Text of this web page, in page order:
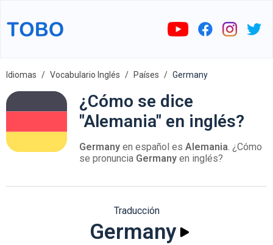
Idiomas Vocabulario Inglés Países Germany
¿Cómo se dice
"Alemania" en inglés?
Germany en español es Alemania. ¿Cómo
se pronuncia Germany en inglés?
Traducción
Germany